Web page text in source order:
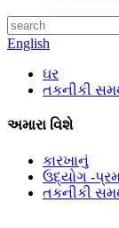
English
ઘર
તકનીકી
અમારા વિશે
કારખાનું
ઉદ્યોગ -
તકનીકી